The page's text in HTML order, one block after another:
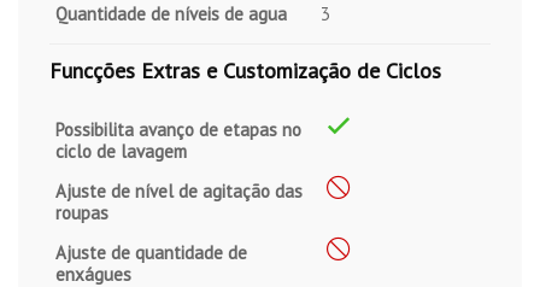
Quantidade de níveis de agua
3
Funcções Extras e Customização de Ciclos
Possibilita avanço de etapas no
ciclo de lavagem
Ajuste de nível de agitação das
roupas
Ajuste de quantidade de
enxágues